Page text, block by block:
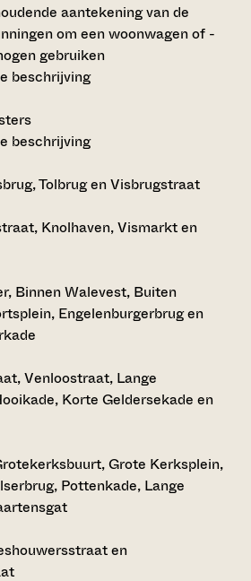
aantekening van de
om een woonwagen of -
gebruiken
beschrijving
beschrijving
Tolbrug en Visbrugstraat
Knolhaven, Vismarkt en
Binnen Walevest, Buiten
Engelenburgerbrug en
Venloostraat, Lange
Korte Geldersekade en
Grote Kerksplein,
Pottenkade, Lange
en